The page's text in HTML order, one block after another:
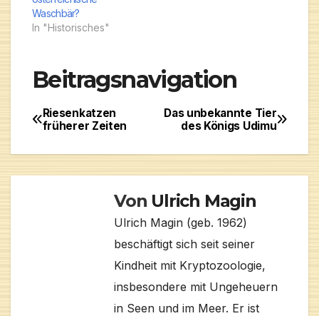
Waschbär?
In "Historisches"
Beitragsnavigation
Das unbekannte Tier
des Königs Udimu
Riesenkatzen
früherer Zeiten
Von Ulrich Magin
Ulrich Magin (geb. 1962)
beschäftigt sich seit seiner
Kindheit mit Kryptozoologie,
insbesondere mit Ungeheuern
in Seen und im Meer. Er ist